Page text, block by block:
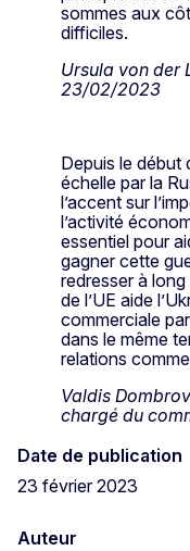
sommes aux
difficiles.
Ursula von der
23/02/2023
Depuis le début
échelle par la
l’accent sur
l’activité
essentiel pour
gagner cette
redresser à
de l’UE aide
commerciale
dans le même
relations
Valdis
chargé du
Date de publication
23 février 2023
Auteur